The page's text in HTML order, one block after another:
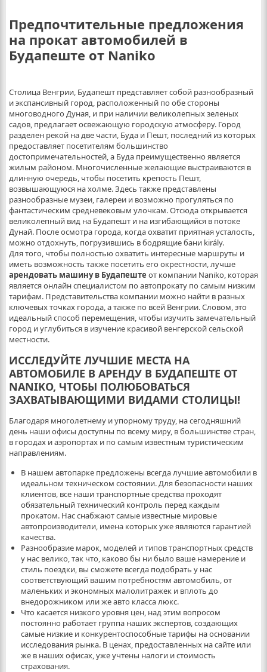
Предпочтительные предложения
на прокат автомобилей в
Будапеште от Naniko
Столица Венгрии, Будапешт представляет собой разнообразный
и экспансивный город, расположенный по обе стороны
многоводного Дуная, и при наличии великолепных зеленых
садов, предлагает освежающую городскую атмосферу. Город
разделен рекой на две части, Буда и Пешт, последний из которых
предоставляет посетителям большинство
достопримечательностей, а Буда преимущественно является
жилым районом. Многочисленные желающие выстраиваются в
длинную очередь, чтобы посетить крепость Пешт,
возвышающуюся на холме. Здесь также представлены
разнообразные музеи, галереи и возможно прогуляться по
фантастическим средневековым улочкам. Отсюда открывается
великолепный вид на Будапешт и на изгибающийся в потоке
Дунай. После осмотра города, когда охватит приятная усталость,
можно отдохнуть, погрузившись в бодрящие бани király.
Для того, чтобы полностью охватить интересные маршруты и
иметь возможность также посетить его окрестности, лучше
арендовать машину в Будапеште от компании Naniko, которая
является онлайн специалистом по автопрокату по самым низким
тарифам. Представительства компании можно найти в разных
ключевых точках города, а также по всей Венгрии. Словом, это
идеальный способ перемещения, чтобы изучить замечательный
город и углубиться в изучение красивой венгерской сельской
местности.
ИССЛЕДУЙТЕ ЛУЧШИЕ МЕСТА НА
АВТОМОБИЛЕ В АРЕНДУ В БУДАПЕШТЕ ОТ
NANIKO, ЧТОБЫ ПОЛЮБОВАТЬСЯ
ЗАХВАТЫВАЮЩИМИ ВИДАМИ СТОЛИЦЫ!
Благодаря многолетнему и упорному труду, на сегодняшний
день наши офисы доступны по всему миру, в большинстве стран,
в городах и аэропортах и по самым известным туристическим
направлениям.
В нашем автопарке предложены всегда лучшие автомобили в
идеальном техническом состоянии. Для безопасности наших
клиентов, все наши транспортные средства проходят
обязательный технический контроль перед каждым
прокатом. Нас снабжают самые известные мировые
автопроизводители, имена которых уже являются гарантией
качества.
Разнообразие марок, моделей и типов транспортных средств
у нас велико, так что, каково бы ни было ваше намерение и
стиль поездки, вы сможете всегда подобрать у нас
соответствующий вашим потребностям автомобиль, от
маленьких и экономных малолитражек и вплоть до
внедорожником или же авто класса люкс.
Что касается низкого уровня цен, над этим вопросом
постоянно работает группа наших экспертов, создающих
самые низкие и конкурентоспособные тарифы на основании
исследования рынка. В ценах, предоставленных на сайте или
же в наших офисах, уже учтены налоги и стоимость
страхования.